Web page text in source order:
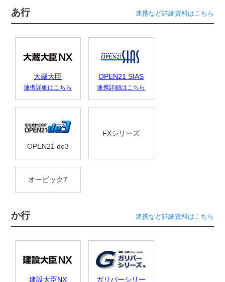
あ行 連携など詳細資料はこちら
大蔵大臣
連携詳細はこちら
OPEN21 SIAS
連携詳細はこちら
OPEN21 de3
FXシリーズ
オービック7
か行 連携など詳細資料はこちら
建設大臣NX
ガリバーシリー